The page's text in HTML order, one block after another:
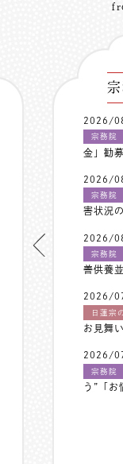
2026/
宗務院
金」勧
2026/
宗務院
害状況
2026/
宗務院
善供養
2026/
日蓮宗
お見舞い
2026/
宗務院
う”「お